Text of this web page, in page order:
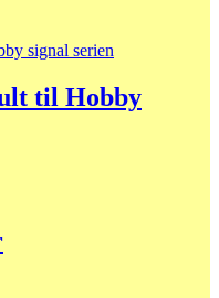
til Hobby